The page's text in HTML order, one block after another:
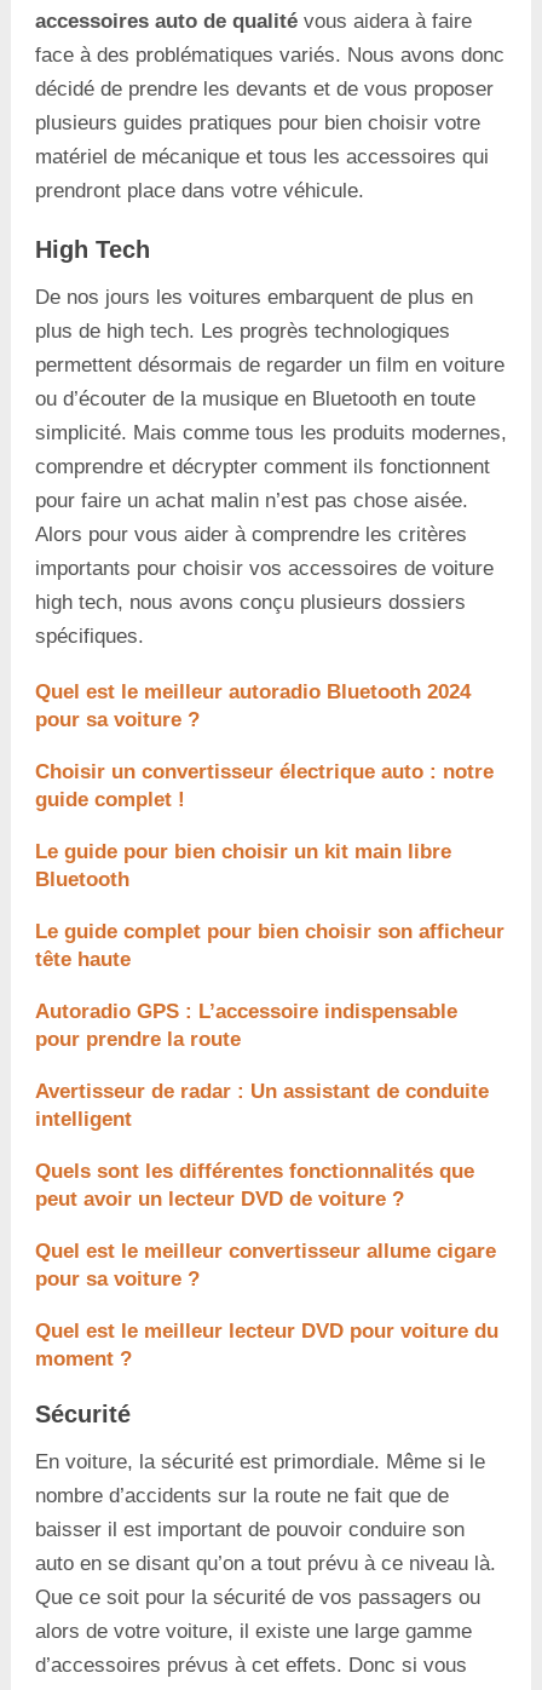
accessoires auto de qualitévous aidera à faire
face à des problématiques variés. Nous avons donc
décidé de prendre les devants et de vous proposer
plusieurs guides pratiques pour bien choisir votre
matériel de mécanique et tous les accessoires qui
prendront place dans votre véhicule.
High Tech
De nos jours les voitures embarquent de plus en
plus de high tech. Les progrès technologiques
permettent désormais de regarder un film en voiture
ou d’écouter de la musique en Bluetooth en toute
simplicité. Mais comme tous les produits modernes,
comprendre et décrypter comment ils fonctionnent
pour faire un achat malin n’est pas chose aisée.
Alors pour vous aider à comprendre les critères
importants pour choisir vos accessoires de voiture
high tech, nous avons conçu plusieurs dossiers
spécifiques.
Quel est le meilleur autoradio Bluetooth 2024
pour sa voiture ?
Choisir un convertisseur électrique auto : notre
guide complet !
Le guide pour bien choisir un kit main libre
Bluetooth
Le guide complet pour bien choisir son afficheur
tête haute
Autoradio GPS : L’accessoire indispensable
pour prendre la route
Avertisseur de radar : Un assistant de conduite
intelligent
Quels sont les différentes fonctionnalités que
peut avoir un lecteur DVD de voiture ?
Quel est le meilleur convertisseur allume cigare
pour sa voiture ?
Quel est le meilleur lecteur DVD pour voiture du
moment ?
Sécurité
En voiture, la sécurité est primordiale. Même si le
nombre d’accidents sur la route ne fait que de
baisser il est important de pouvoir conduire son
auto en se disant qu’on a tout prévu à ce niveau là.
Que ce soit pour la sécurité de vos passagers ou
alors de votre voiture, il existe une large gamme
d’accessoires prévus à cet effets. Donc si vous